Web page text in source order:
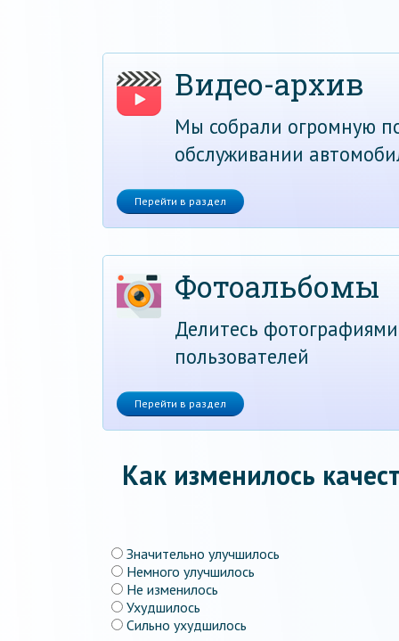
Видео-архив
Мы собрали огромную
обслуживании
Перейти в раздел
Фотоальбомы
Делитесь
пользователей
Перейти в раздел
Как изменилось
Значительно улучшилось
Немного улучшилось
Не изменилось
Ухудшилось
Сильно ухудшилось